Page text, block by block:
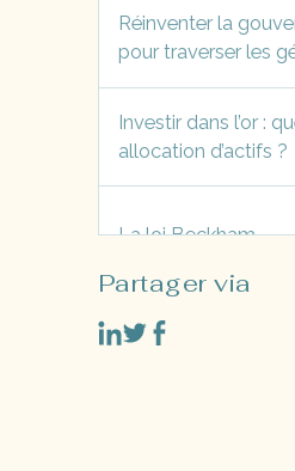
Réinventer la
pour traverser les
Investir dans l’or :
allocation d’actifs ?
La loi Beckham
L’OBO Familial ou
Définition et
Partager via